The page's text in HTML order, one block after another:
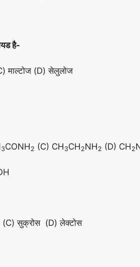
है-
माल्टोज (D) सेलुलोज
3CONH 2 (C) CH 3CH 2NH 2 (D) CH 2
सुक्रोस (D) लेक्टोस